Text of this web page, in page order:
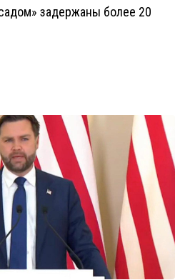
задержаны более 20